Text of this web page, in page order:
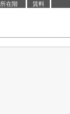
所在階 賃料